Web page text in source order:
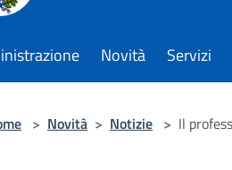
Novità Servizi
> Novità > Notizie > Il